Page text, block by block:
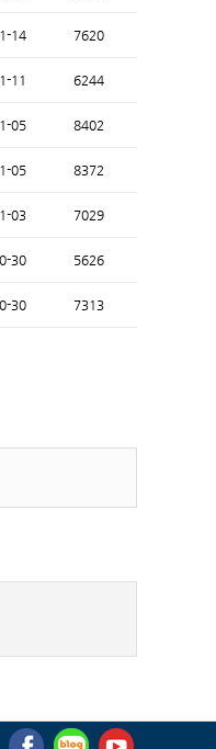
14 7620
11 6244
05 8402
05 8372
03 7029
30 5626
30 7313